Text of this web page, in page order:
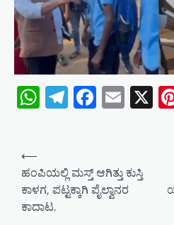
WhatsApp
TelegramX
⟵
ಹಂಪಿಯಲ್ಲಿ ಮಸ್ತ್ ಆಗಿತ್ತು ಕುಸ್ತಿ
ಕಾಳಗ, ಪಟ್ಟಕ್ಕಾಗಿ ಪೈಲ್ವಾನರ
ಕಾದಾಟ.